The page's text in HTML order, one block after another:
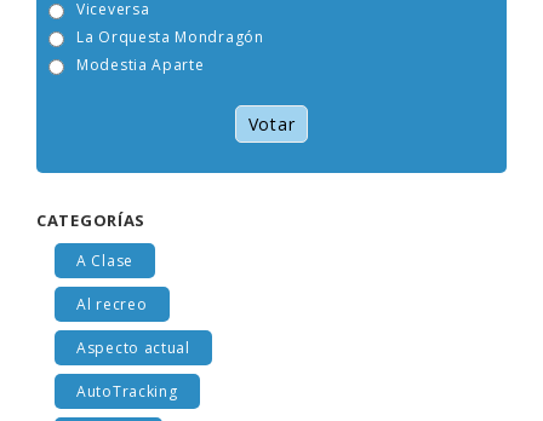
Viceversa
La Orquesta Mondragón
Modestia Aparte
Votar
CATEGORÍAS
A Clase
Al recreo
Aspecto actual
AutoTracking